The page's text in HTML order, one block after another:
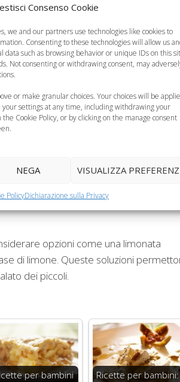
Consenso Cookie
we and our partners use technologies like cookies to
Consenting to these technologies will allow us
data such as browsing behavior or unique IDs on this
Not consenting or withdrawing consent, may
or make granular choices. Your choices will be
your settings at any time, including withdrawing your
Cookie Policy, or by clicking on the manage consent
NEGA VISUALIZZA
PolicyDichiarazione sulla Privacy
di un
prevedeva spesso l’uso diacqua e
acidulo non sia sempre gradito ai
benefici siano indiscussi,
o raffreddore potrebbe non essere
rimedio in caso di mal di pancia
un approccio più delicato potrebbe
sogliola al vapore condito con un filo
opzioni come una limonata
di limone. Queste soluzioni
dei piccoli.
per bambini
Ricette per bambini: